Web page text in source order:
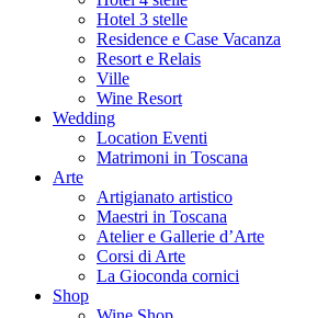
Hotel 3 stelle
Residence e Case Vacanza
Resort e Relais
Ville
Wine Resort
Wedding
Location Eventi
Matrimoni in Toscana
Arte
Artigianato artistico
Maestri in Toscana
Atelier e Gallerie d’Arte
Corsi di Arte
La Gioconda cornici
Shop